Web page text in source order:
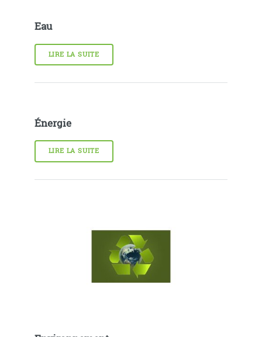
Eau
LIRE LA SUITE
Énergie
LIRE LA SUITE